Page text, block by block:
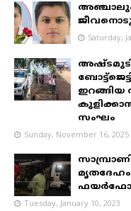
Saturday,
അഷ്ടമുടി
ഇറങ്ങിയ
സംഘം
Sunday, November 16, 2025
മൃതദേഹം;
Tuesday, January 10, 2023